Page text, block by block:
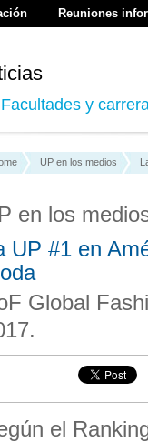
Reuniones
Facultades y
UP en los medios
en los
UP #1 en
Global
el